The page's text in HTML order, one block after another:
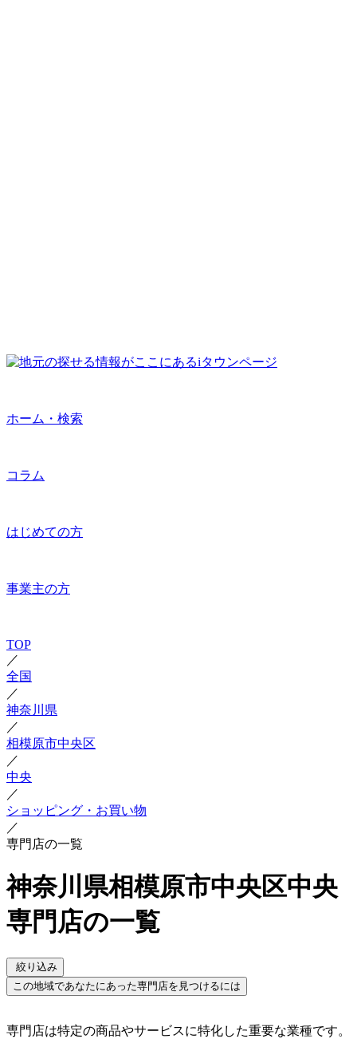
ホーム・検索
コラム
はじめての方
事業主の方
TOP
／
全国
／
神奈川県
／
相模原市中央区
／
中央
／
ショッピング・お買い物
／
専門店の一覧
神奈川県相模原市中央区中央
専門店の一覧
絞り込み
この地域であなたにあった専門店を見つけるには
専門店は特定の商品やサービスに特化した重要な業種です。